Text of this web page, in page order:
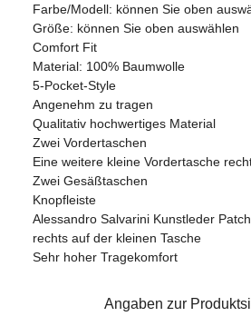
Farbe/Modell: können Sie oben
Größe: können Sie oben auswählen
Comfort Fit
Material: 100% Baumwolle
5-Pocket-Style
Angenehm zu tragen
Qualitativ hochwertiges Material
Zwei Vordertaschen
Eine weitere kleine Vordertasche
Zwei Gesäßtaschen
Knopfleiste
Alessandro Salvarini Kunstleder
rechts auf der kleinen Tasche
Sehr hoher Tragekomfort
Angaben zur